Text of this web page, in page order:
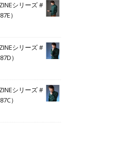
シリーズ #
）
シリーズ #
）
シリーズ #
）